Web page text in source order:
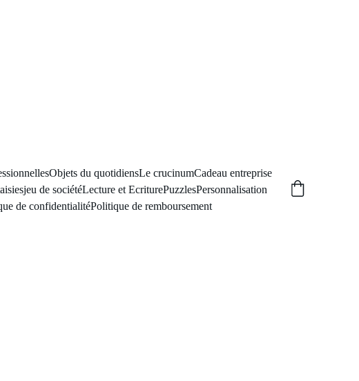
Objets du quotidiensLe crucinumCadeau entreprise
jeu de sociétéLecture et EcriturePuzzlesPersonnalisation
de confidentialitéPolitique de remboursement